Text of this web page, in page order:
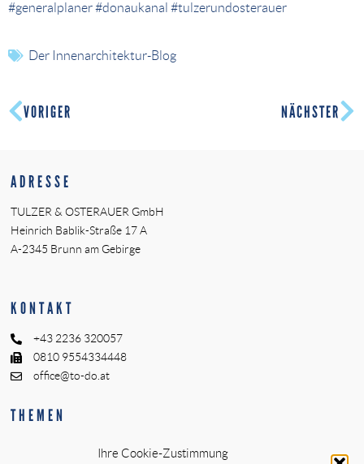
Ihre Cookie-Zustimmung
#generalplaner#donaukanal #tulzerundosterauer
Der Innenarchitektur-Blog
VORIGER NÄCHSTER
ADRESSE
TULZER & OSTERAUER GmbH
Heinrich Bablik-Straße 17 A
A-2345 Brunn am Gebirge
KONTAKT
+43 2236 320057
0810 9554334448
office@to-do.at
THEMEN
Innenarchitektur – Interior Design